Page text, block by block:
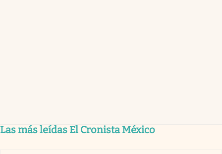
Las más leídas El Cronista México